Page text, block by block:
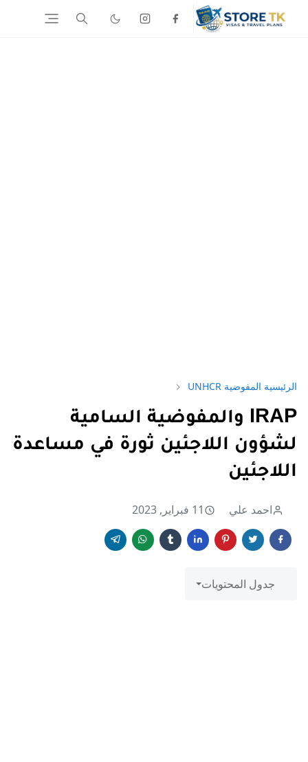
الرئيسية المفوضية UNHCR
IRAP والمفوضية السامية
لشؤون اللاجئين ثورة في مساعدة
اللاجئين
احمد علي 11 فبراير, 2023
جدول المحتويات